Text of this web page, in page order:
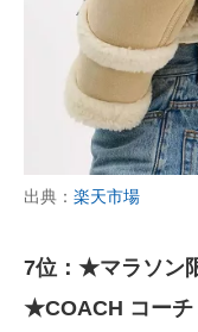
出典： 楽天市場
7位：★マラソン
★COACH コーチ